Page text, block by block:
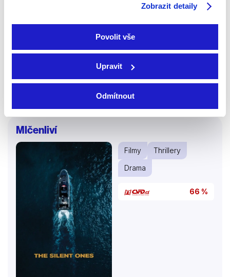
Zobrazit detaily
Povolit vše
Upravit
Odmítnout
Více o filmu
Mlčenliví
Filmy
Thrillery
Drama
66 %